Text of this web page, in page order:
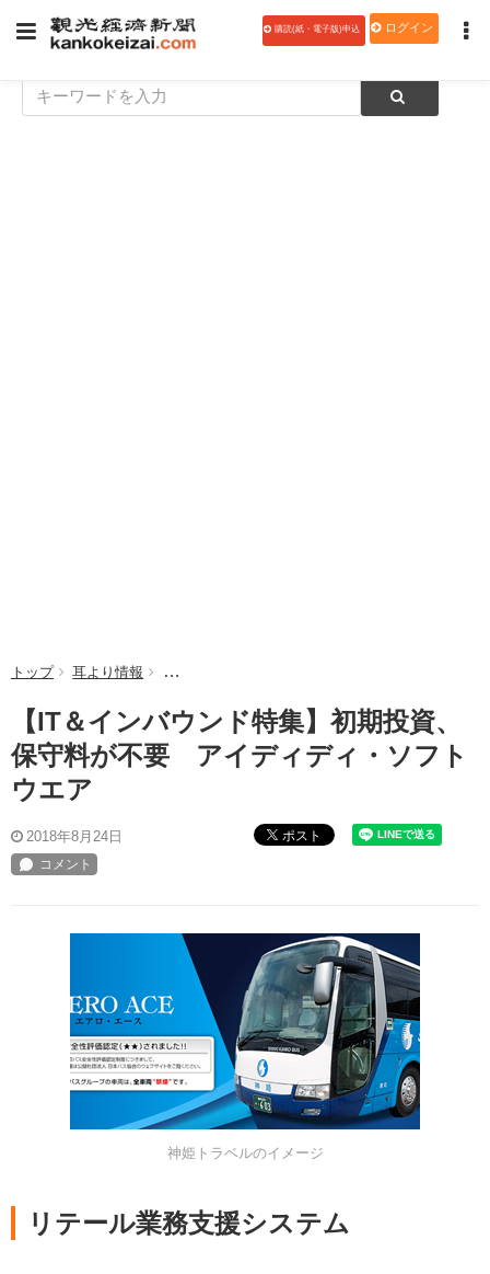
購読(紙・電子版)申込 ログイン
トップ 耳より情報 【IT＆インバウンド特集】初期投資、保守料が不
【IT＆インバウンド特集】初期投資、
保守料が不要 アイディディ・ソフト
ウエア
2018年8月24日 ポスト
神姫トラベルのイメージ
リテール業務支援システム